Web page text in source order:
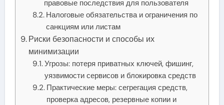
правовые последствия для пользователя
Налоговые обязательства и ограничения по
санкциям или листам
Риски безопасности и способы их
минимизации
Угрозы: потеря приватных ключей, фишинг,
уязвимости сервисов и блокировка средств
Практические меры: сегрегация средств,
проверка адресов, резервные копии и